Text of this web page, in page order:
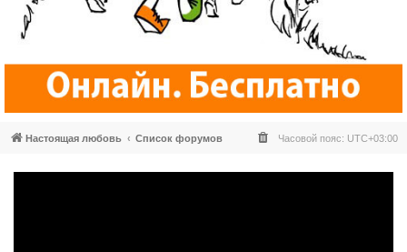
Настоящая любовь Список форумов Часовой пояс: UTC+03:00